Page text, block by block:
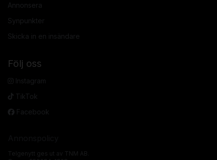
Annonsera
Synpunkter
Skicka in en insändare
Följ oss
Instagram
TikTok
Facebook
Telgenytt ges ut av TNM AB.